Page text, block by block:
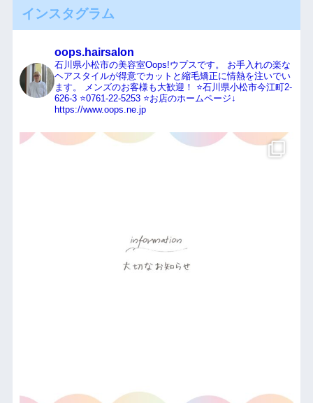
インスタグラム
oops.hairsalon
石川県小松市の美容室Oops!ウプスです。
お手入れの楽な
ヘアスタイルが得意でカットと縮毛矯正に情熱を注いでい
ます。
メンズのお客様も大歓迎！
⭐️石川県小松市今江町2-
626-3⭐️0761-22-5253⭐️お店のホームページ↓
https://www.oops.ne.jp